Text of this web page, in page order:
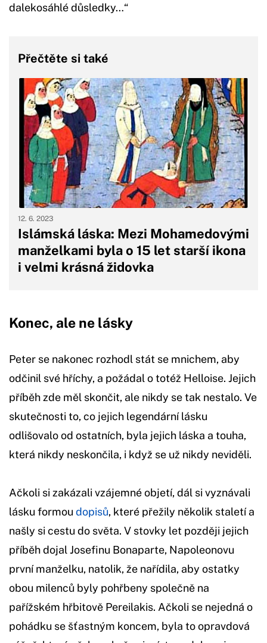
dalekosáhlé důsledky…“
Přečtěte si také
Islámská láska: Mezi Mohamedovými
manželkami byla o 15 let starší ikona
i velmi krásná židovka
12. 6. 2023
Konec, ale ne lásky
Peter se nakonec rozhodl stát se mnichem, aby
odčinil své hříchy, a požádal o totéž Helloise. Jejich
příběh zde měl skončit, ale nikdy se tak nestalo. Ve
skutečnosti to, co jejich legendární lásku
odlišovalo od ostatních, byla jejich láska a touha,
která nikdy neskončila, i když se už nikdy neviděli.
Ačkoli si zakázali vzájemné objetí, dál si vyznávali
lásku formou dopisů, které přežily několik staletí a
našly si cestu do světa. V stovky let později jejich
příběh dojal Josefinu Bonaparte, Napoleonovu
první manželku, natolik, že nařídila, aby ostatky
obou milenců byly pohřbeny společně na
pařížském hřbitově Pereilakis. Ačkoli se nejedná o
pohádku se šťastným koncem, byla to opravdová